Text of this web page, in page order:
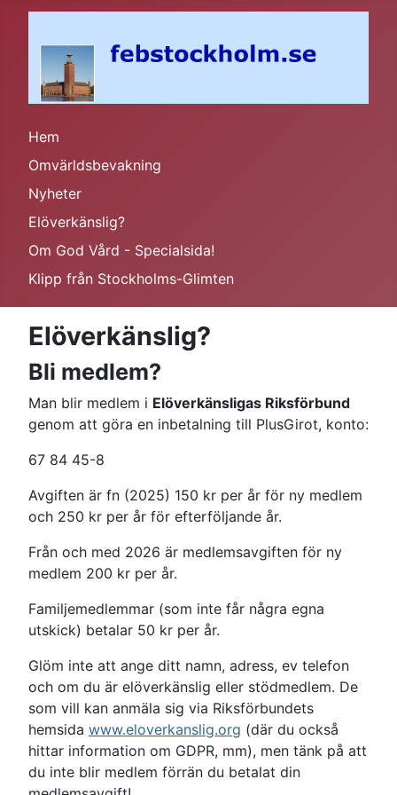
Hem
Omvärldsbevakning
Nyheter
Elöverkänslig?
Om God Vård - Specialsida!
Klipp från Stockholms-Glimten
Elöverkänslig?
Bli medlem?
Man blir medlem i Elöverkänsligas Riksförbund
genom att göra en inbetalning till PlusGirot, konto:
67 84 45-8
Avgiften är fn (2025) 150 kr per år för ny medlem
och 250 kr per år för efterföljande år.
Från och med 2026 är medlemsavgiften för ny
medlem 200 kr per år.
Familjemedlemmar (som inte får några egna
utskick) betalar 50 kr per år.
Glöm inte att ange ditt namn, adress, ev telefon
och om du är elöverkänslig eller stödmedlem. De
som vill kan anmäla sig via Riksförbundets
hemsida www.eloverkanslig.org (där du också
hittar information om GDPR, mm), men tänk på att
du inte blir medlem förrän du betalat din